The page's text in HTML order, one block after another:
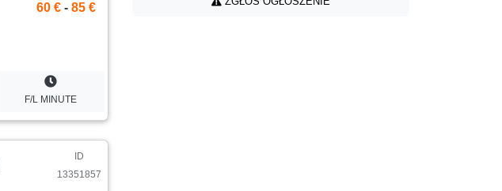
60 € - 85 €
F/L MINUTE
ID
13351857